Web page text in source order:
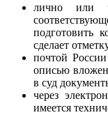
лично или
подготовить
сделает
почтой
описью
в суд
через
имеется